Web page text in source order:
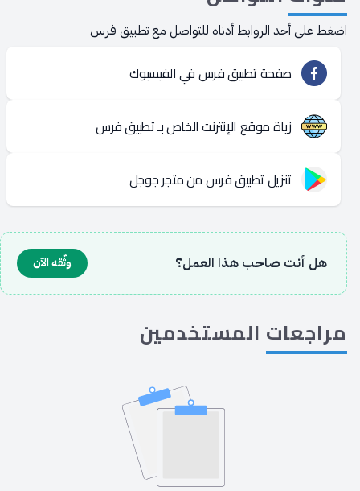
اضغط على أحد الروابط أدناه للتواصل مع تطبيق فرس
صفحة تطبيق فرس في الفيسبوك
زياة موقع الإنترنت الخاص بـ تطبيق فرس
تنزيل تطبيق فرس من متجر جوجل
هل أنت صاحب هذا العمل؟ وثّقه الآن
مراجعات المستخدمين